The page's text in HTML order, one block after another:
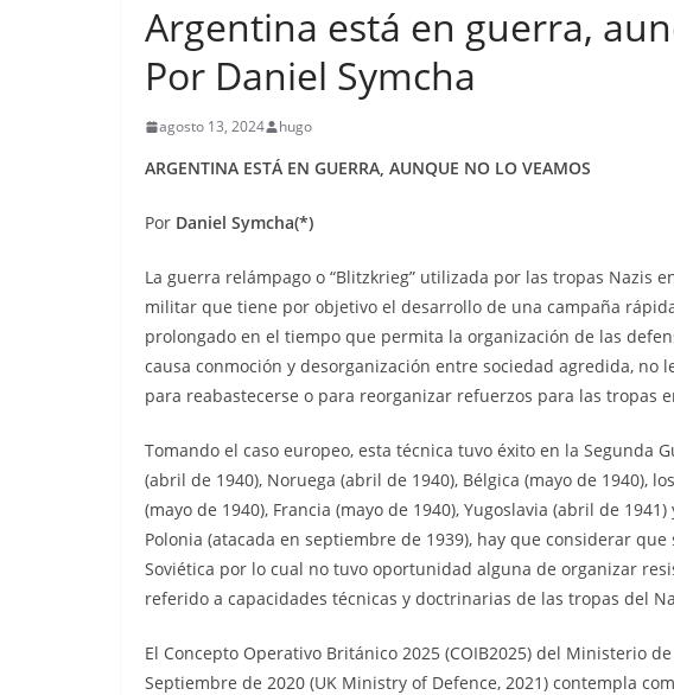
Argentina está en guerra,
Por Daniel Symcha
agosto 13, 2024 hugo
ARGENTINA ESTÁ EN GUERRA, AUNQUE NO LO VEAMOS
Por Daniel Symcha(*)
La guerra relámpago o “Blitzkrieg” utilizada por las tropas Nazis
militar que tiene por objetivo el desarrollo de una campaña
prolongado en el tiempo que permita la organización de las
causa conmoción y desorganización entre sociedad agredida, no
para reabastecerse o para reorganizar refuerzos para las tropas
Tomando el caso europeo, esta técnica tuvo éxito en la Segunda
(abril de 1940), Noruega (abril de 1940), Bélgica (mayo de 1940),
(mayo de 1940), Francia (mayo de 1940), Yugoslavia (abril de
Polonia (atacada en septiembre de 1939), hay que considerar
Soviética por lo cual no tuvo oportunidad alguna de organizar
referido a capacidades técnicas y doctrinarias de las tropas del
El Concepto Operativo Británico 2025 (COIB2025) del Ministerio
Septiembre de 2020 (UK Ministry of Defence, 2021) contempla